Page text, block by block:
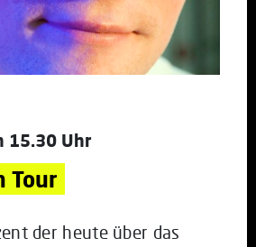
15.30 Uhr
Tour
der heute über das